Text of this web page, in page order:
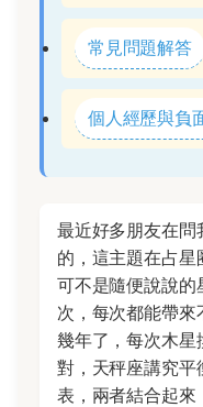
常見問題解答
個人經歷與負
最近好多朋友在問
的，這主題在占
可不是隨便說說的
次，每次都能帶
幾年了，每次木星
對，天秤座講究平
表，兩者結合起來